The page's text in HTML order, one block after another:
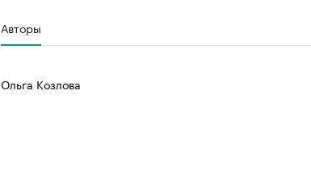
Авторы
Ольга Козлова